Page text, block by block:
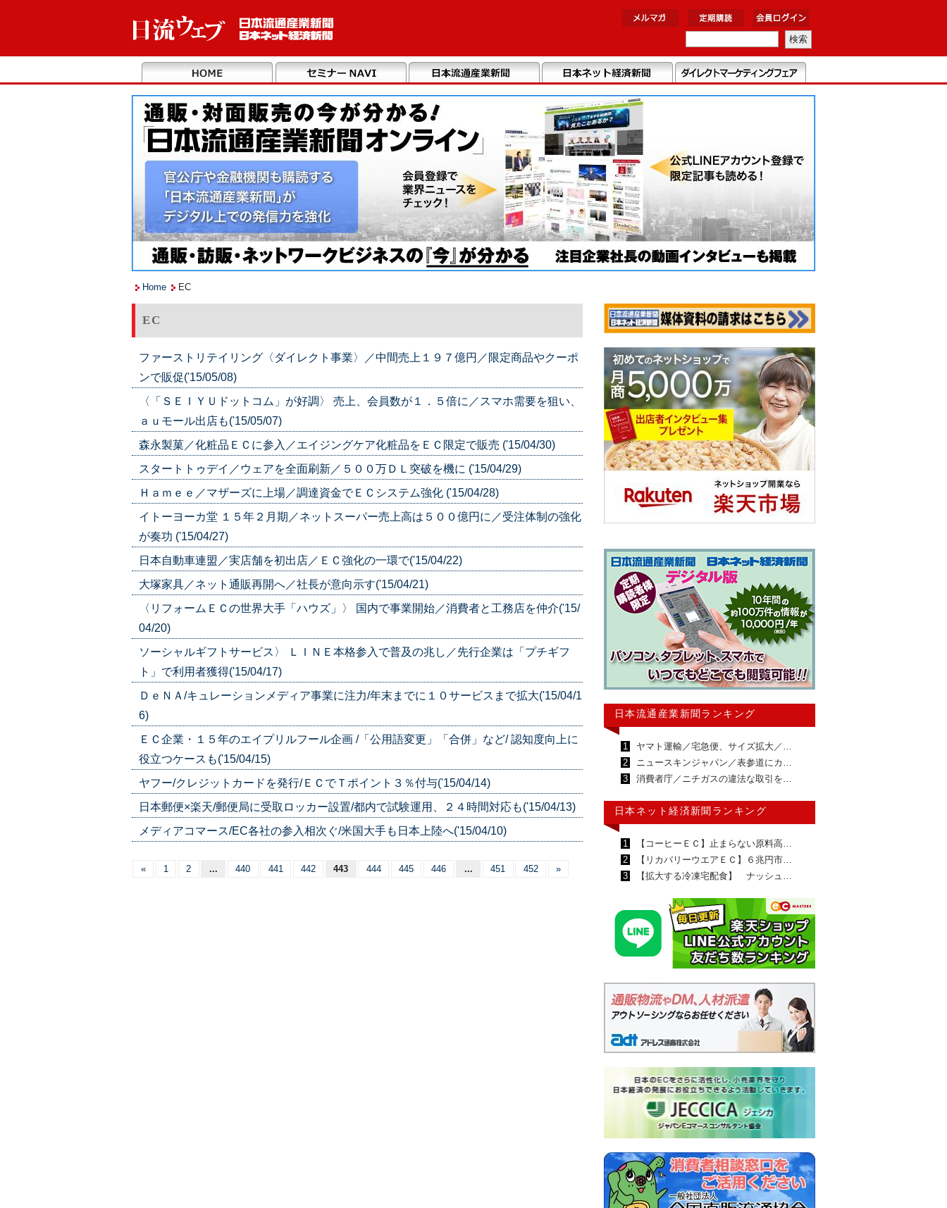
Home EC
EC
ファーストリテイリング〈ダイレクト事業〉／中間売上１９７億円／限定商品やクーポ
ンで販促('15/05/08)
〈「ＳＥＩＹＵドットコム」が好調〉 売上、会員数が１．５倍に／スマホ需要を狙い、
ａｕモール出店も('15/05/07)
森永製菓／化粧品ＥＣに参入／エイジングケア化粧品をＥＣ限定で販売 ('15/04/30)
スタートトゥデイ／ウェアを全面刷新／５００万ＤＬ突破を機に ('15/04/29)
Ｈａｍｅｅ／マザーズに上場／調達資金でＥＣシステム強化 ('15/04/28)
イトーヨーカ堂 １５年２月期／ネットスーパー売上高は５００億円に／受注体制の強化
が奏功 ('15/04/27)
日本自動車連盟／実店舗を初出店／ＥＣ強化の一環で('15/04/22)
大塚家具／ネット通販再開へ／社長が意向示す('15/04/21)
〈リフォームＥＣの世界大手「ハウズ」〉 国内で事業開始／消費者と工務店を仲介('15/
04/20)
ソーシャルギフトサービス〉 ＬＩＮＥ本格参入で普及の兆し／先行企業は「プチギフ
ト」で利用者獲得('15/04/17)
ＤｅＮＡ/キュレーションメディア事業に注力/年末までに１０サービスまで拡大('15/04/1
6)
ＥＣ企業・１５年のエイプリルフール企画 /「公用語変更」「合併」など/ 認知度向上に
役立つケースも('15/04/15)
ヤフー/クレジットカードを発行/ＥＣでＴポイント３％付与('15/04/14)
日本郵便×楽天/郵便局に受取ロッカー設置/都内で試験運用、２４時間対応も('15/04/13)
メディアコマース/EC各社の参入相次ぐ/米国大手も日本上陸へ('15/04/10)
« 1 2 ... 440 441 442 443 444 445 446 ... 451 452 »
日本流通産業新聞ランキング
1
ヤマト運輸／宅急便、サイズ拡大／…
2
ニュースキンジャパン／表参道にカ…
3
消費者庁／ニチガスの違法な取引を…
日本ネット経済新聞ランキング
1
【コーヒーＥＣ】止まらない原料高…
2
【リカバリーウエアＥＣ】６兆円市…
3
【拡大する冷凍宅配食】 ナッシュ…